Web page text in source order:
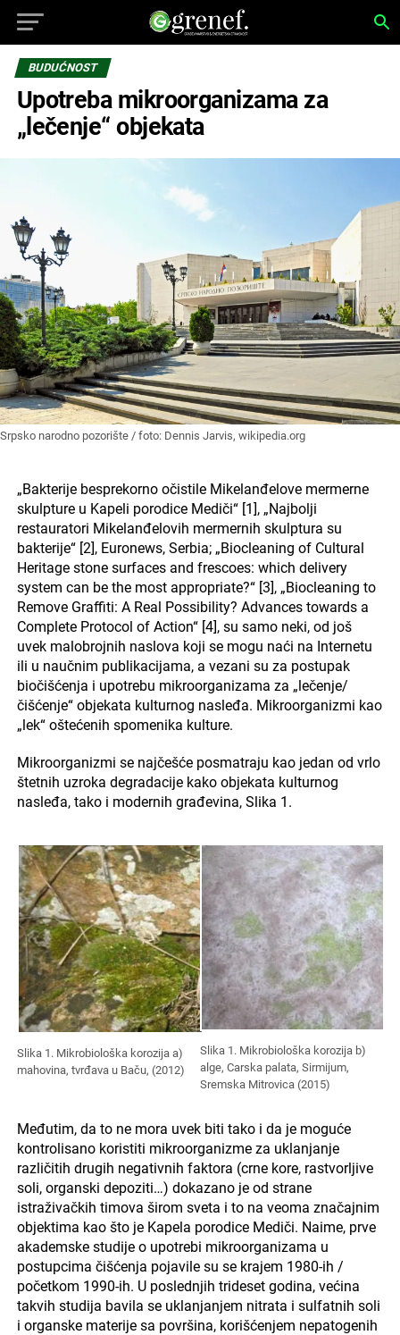
BUDUĆNOST
Upotreba mikroorganizama za
„lečenje“ objekata
Srpsko narodno pozorište / foto: Dennis Jarvis, wikipedia.org
„Bakterije besprekorno očistile Mikelanđelove mermerne
skulpture u Kapeli porodice Mediči“ [1], „Najbolji
restauratori Mikelanđelovih mermernih skulptura su
bakterije“ [2], Euronews, Serbia; „Biocleaning of Cultural
Heritage stone surfaces and frescoes: which delivery
system can be the most appropriate?“ [3], „Biocleaning to
Remove Graffiti: A Real Possibility? Advances towards a
Complete Protocol of Action“ [4], su samo neki, od još
uvek malobrojnih naslova koji se mogu naći na Internetu
ili u naučnim publikacijama, a vezani su za postupak
biočišćenja i upotrebu mikroorganizama za „lečenje/
čišćenje“ objekata kulturnog nasleđa. Mikroorganizmi kao
„lek“ oštećenih spomenika kulture.
Mikroorganizmi se najčešće posmatraju kao jedan od vrlo
štetnih uzroka degradacije kako objekata kulturnog
nasleđa, tako i modernih građevina, Slika 1.
Slika 1. Mikrobiološka korozija a)
mahovina, tvrđava u Baču, (2012)
Slika 1. Mikrobiološka korozija b)
alge, Carska palata, Sirmijum,
Sremska Mitrovica (2015)
Međutim, da to ne mora uvek biti tako i da je moguće
kontrolisano koristiti mikroorganizme za uklanjanje
različitih drugih negativnih faktora (crne kore, rastvorljive
soli, organski depoziti…) dokazano je od strane
istraživačkih timova širom sveta i to na veoma značajnim
objektima kao što je Kapela porodice Mediči. Naime, prve
akademske studije o upotrebi mikroorganizama u
postupcima čišćenja pojavile su se krajem 1980-ih /
početkom 1990-ih. U poslednjih trideset godina, većina
takvih studija bavila se uklanjanjem nitrata i sulfatnih soli
i organske materije sa površina, korišćenjem nepatogenih